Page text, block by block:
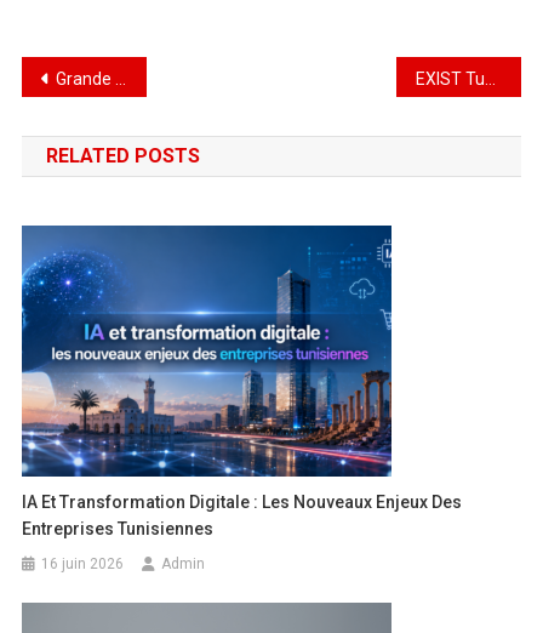
Grande distribution : Yassir reprend les magasins UNO en Algérie
RELATED POSTS
IA Et Transformation Digitale : Les Nouveaux Enjeux Des
Entreprises Tunisiennes
16 juin 2026 Admin